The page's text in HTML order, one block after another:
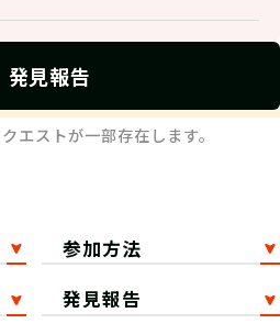
発見報告
エストが一部存在します。
参加方法
発見報告